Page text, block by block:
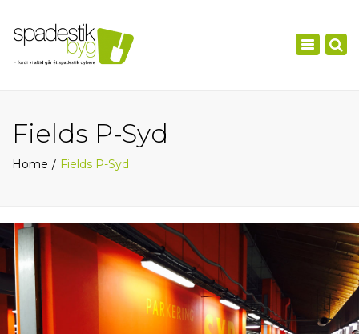
Toggle
Fields P-Syd
Home Fields P-Syd